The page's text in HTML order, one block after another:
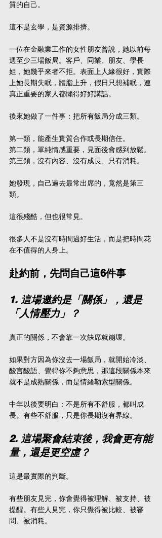
質的自己。
這不是玄學，是資源排擠。
一位在金融業工作的女性朋友曾說，她以前每
週至少三場飯局。客戶、同業、朋友、學長
姐，她幾乎來者不拒。表面上人緣很好，實際
上她長期失眠，體脂上升，假日只想補眠，連
真正重要的家人都懶得好好講話。
後來她做了一件事：把所有飯局分成三類。
第一類，能產生實質合作或長期信任。
第二類，單純情感重要，見面後會感到放鬆。
第三類，沒有內容、沒有成長、只有消耗。
她發現，自己過去最常出席的，竟然是第三
類。
這很殘酷，但也很常見。
很多人不是沒有時間過好生活，而是把時間花
在不值得的人身上。
赴約前，先問自己這6件事
1. 這場邀約是「關係」，還是
「人情壓力」？
真正的關係，不會靠一次缺席就崩壞。
如果對方因為你沒去一場飯局，就開始冷淡、
酸言酸語、覺得你不夠意思，那這段關係本來
就不是成熟關係，而是情緒勒索型關係。
中年以後要明白：不是所有不舒服，都叫成
長。有些不舒服，只是你長期沒有界線。
2. 這場聚會結束後，我會更有能
量，還是更空虛？
這是最實際的判斷。
有些朋友見完，你會覺得被理解、被支持、被
提醒。有些人見完，你只覺得被比較、被審
問、被消耗。